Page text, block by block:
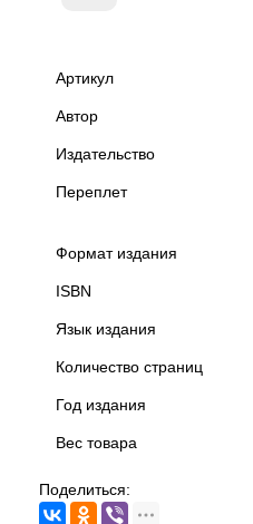
Артикул
Автор
Издательство
Переплет
Формат издания
ISBN
Язык издания
Количество страниц
Год издания
Вес товара
Поделиться: